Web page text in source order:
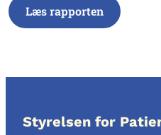
Læs rapporten
Styrelsen for